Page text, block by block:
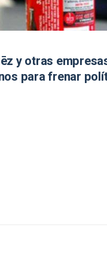
y otras
para frenar